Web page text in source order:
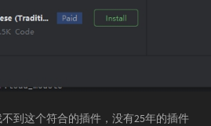
到这个符合的插件，没有25年的插件